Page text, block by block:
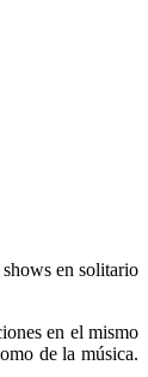
en solitario
en el mismo
de la música.